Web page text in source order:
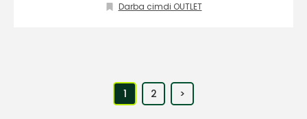
Darba cimdi OUTLET
1 2 >